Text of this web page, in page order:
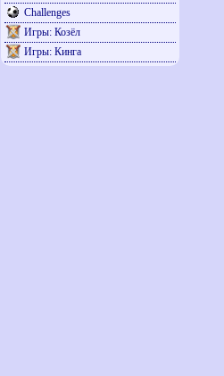
Challenges
Игры: Козёл
Игры: Кинга